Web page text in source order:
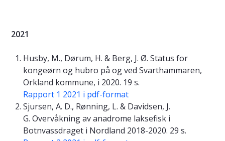
2021
Husby, M., Dørum, H. & Berg, J. Ø. Status for
kongeørn og hubro på og ved Svarthammaren,
Orkland kommune, i 2020. 19 s.
Rapport 1 2021 i pdf-format
Sjursen, A. D., Rønning, L. & Davidsen, J.
G. Overvåkning av anadrome laksefisk i
Botnvassdraget i Nordland 2018-2020. 29 s.